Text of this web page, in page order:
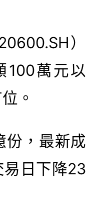
）
100萬元以
。
份，最新成
易日下降23